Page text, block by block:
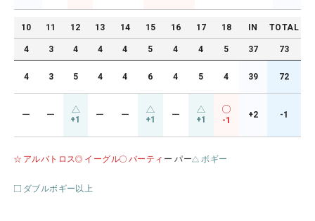
10 11 12 13 14 15 16 17 18 IN TOTAL
4 3 4 4 4 5 4 4 5 37 73
4 3 5 4 4 6 4 5 4 39 72
ー ー +1 ー ー +1 ー +1 -1
+2 -1
アルバトロス イーグル バーティ ー パー ボギー
ダブルボギー以上